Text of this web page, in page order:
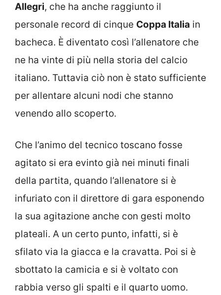
Allegri, che ha anche raggiunto il
personale record di cinque Coppa Italia in
bacheca. È diventato così l’allenatore che
ne ha vinte di più nella storia del calcio
italiano. Tuttavia ciò non è stato sufficiente
per allentare alcuni nodi che stanno
venendo allo scoperto.
Che l’animo del tecnico toscano fosse
agitato si era evinto già nei minuti finali
della partita, quando l’allenatore si è
infuriato con il direttore di gara esponendo
la sua agitazione anche con gesti molto
plateali. A un certo punto, infatti, si è
sfilato via la giacca e la cravatta. Poi si è
sbottato la camicia e si è voltato con
rabbia verso gli spalti e il quarto uomo.